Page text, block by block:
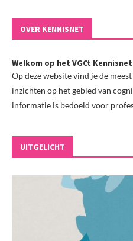
OVER KENNISNET
Welkom op het VGCt Kennisnet
Op deze website vind je de
inzichten op het gebied van
informatie is bedoeld voor
UITGELICHT